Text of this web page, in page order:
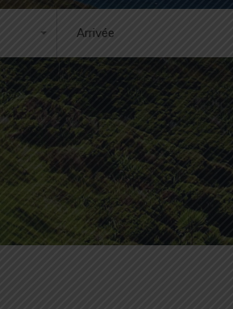
Arrivée